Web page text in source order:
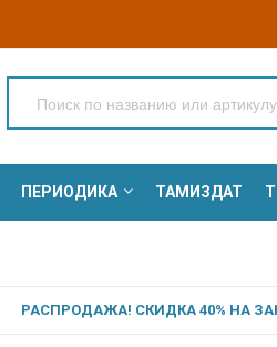
ПЕРИОДИКА ТАМИЗДАТ
РАСПРОДАЖА! СКИДКА 40% НА